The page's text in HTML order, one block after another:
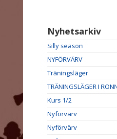
Nyhetsarkiv
Silly season
NYFÖRVÄRV
Träningsläger
TRÄNINGSLÄGER I
Kurs 1/2
Nyförvärv
Nyförvärv